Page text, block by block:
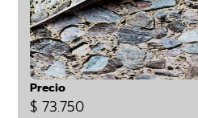
Precio
$ 73.750